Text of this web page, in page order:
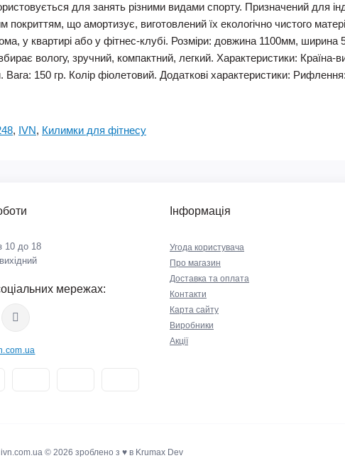
для занять різними видами спорту. Призначений для
що амортизує, виготовлений їх екологічно чистого
у квартирі або у фітнес-клубі. Розміри: довжина 1100мм,
вологу, зручний, компактний, легкий. Характеристики: Країна-
150 гр. Колір фіолетовий. Додаткові характеристики:
, IVN, Килимки для фітнесу
10 до 18
мережах:
Інформація
Угода користувача
Про магазин
Доставка та оплата
Контакти
Карта сайту
Виробники
Акції
ivn.com.ua © 2026 зроблено з ♥ в Krumax Dev